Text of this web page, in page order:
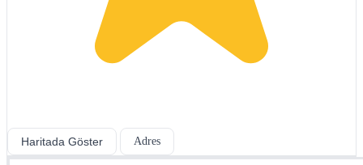
Haritada Göster Adres